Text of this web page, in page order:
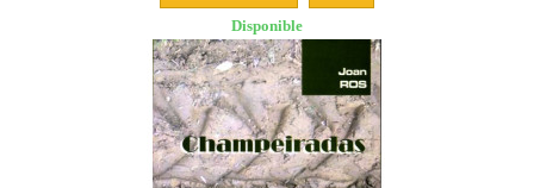
Disponible